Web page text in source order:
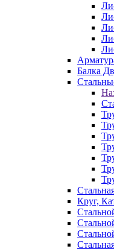
Балка
Круг,